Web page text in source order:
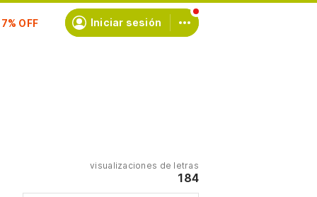
Iniciar sesión
visualizaciones de letras
184